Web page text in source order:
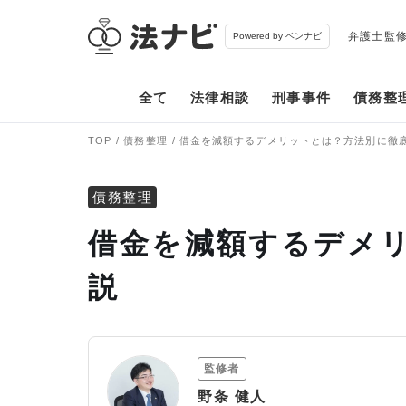
Powered by ベンナビ 弁護士監
全て 法律相談 刑事事件 債務整
TOP 債務整理 借金を減額するデメリットとは？方法別に徹
債務整理
借金を減額するデメ
説
監修者
野条 健人